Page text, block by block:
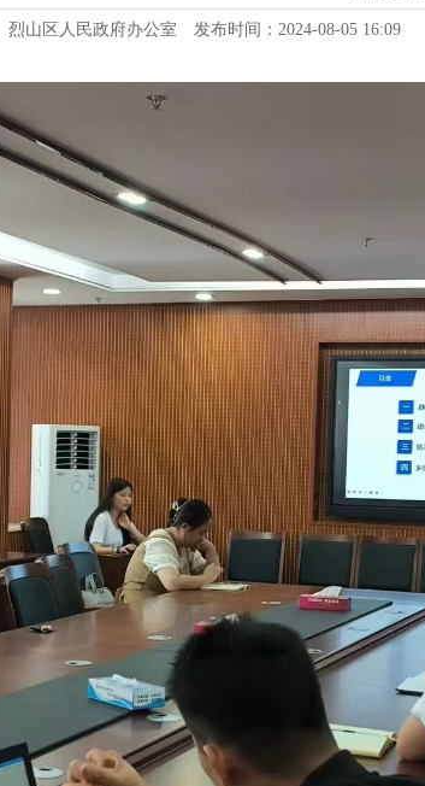
烈山区人民政府办公室 发布时间：2024-08-05 16:09